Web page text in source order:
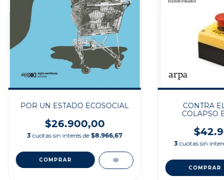
POR UN ESTADO ECOSOCIAL
$26.900,00
3 cuotas sin interés de $8.966,67
CONTRA
COLAPSO
3 cuotas sin